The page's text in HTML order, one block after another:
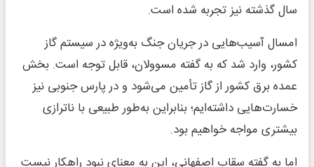
سال گذشته نیز تجربه شده است.
امسال آسیب‌هایی در جریان جنگ به‌ویژه در سیستم گاز
کشور، وارد شد که به گفته مسوولان، قابل توجه است. بخش
عمده برق کشور از گاز تأمین می‌شود و در پارس جنوبی نیز
خسارت‌هایی داشته‌ایم؛ بنابراین به‌طور طبیعی با ناترازی
بیشتری مواجه خواهیم بود.
اما به گفته سقاب اصفهانی، این به معنای نبود راهکار نیست